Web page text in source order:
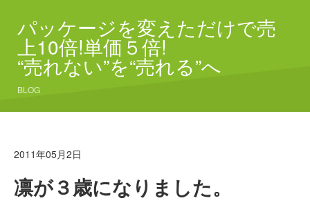
パッケージを変えただけで売
上10倍!単価５倍!
“売れない”を“売れる”へ
BLOG
2011年05月2日
凛が３歳になりました。